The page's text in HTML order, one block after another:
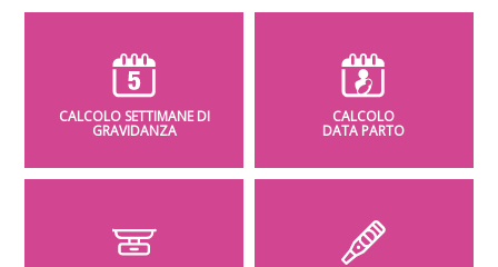
CALCOLO SETTIMANE DI
GRAVIDANZA
CALCOLO
DATA PARTO